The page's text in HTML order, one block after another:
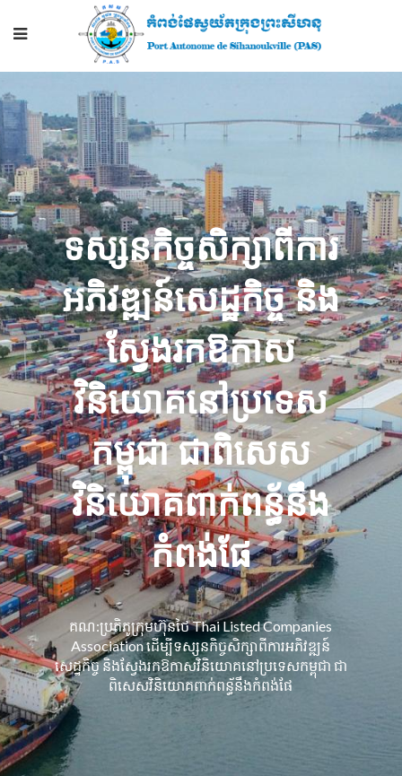
ទស្សនកិច្ច​សិក្សា​ពី​ការ
អភិវឌ្ឍន៍​សេដ្ឋកិច្ច និង​
ស្វែងរក​ឱកាស​
វិនិយោគ​នៅ​ប្រទេស​
កម្ពុជា ជាពិសេស​
វិនិយោគ​ពាក់​ពន្ធ័​នឹង​
កំពង់ផែ​
​គណ​:​ប្រតិភូ​ក្រុមហ៊ុន​ថៃ Thai Listed Companies
Association ដើម្បី​ទស្សនកិច្ច​សិក្សា​ពី​ការអភិវឌ្ឍន៍​
សេដ្ឋកិច្ច និង​ស្វែងរក​ឱកាស​វិនិយោគ​នៅ​ប្រទេស​កម្ពុជា ជា
ពិសេស​វិនិយោគ​ពាក់​ពន្ធ័​នឹង​កំពង់ផែ​